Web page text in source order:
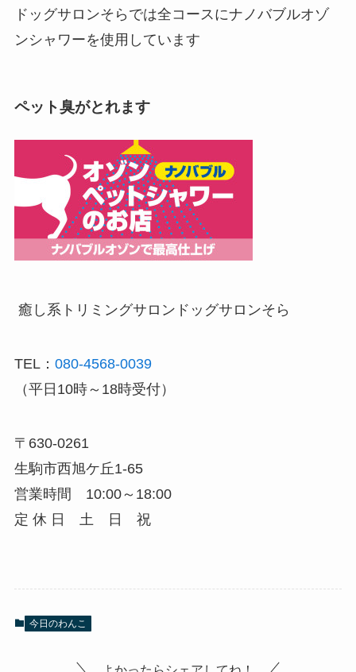
ドッグサロンそらでは全コースにナノバブルオゾ
ンシャワーを使用しています
ペット臭がとれます
癒し系トリミングサロン ドッグサロンそら
TEL： 080-4568-0039
（平日10時～18時受付）
〒630-0261
生駒市西旭ケ丘1-65
営業時間 10:00～18:00
定 休 日 土 日 祝
今日のわんこ